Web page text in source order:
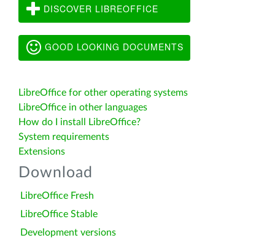
DISCOVER LIBREOFFICE
GOOD LOOKING DOCUMENTS
LibreOffice for other operating systems
LibreOffice in other languages
How do I install LibreOffice?
System requirements
Extensions
Download
LibreOffice Fresh
LibreOffice Stable
Development versions